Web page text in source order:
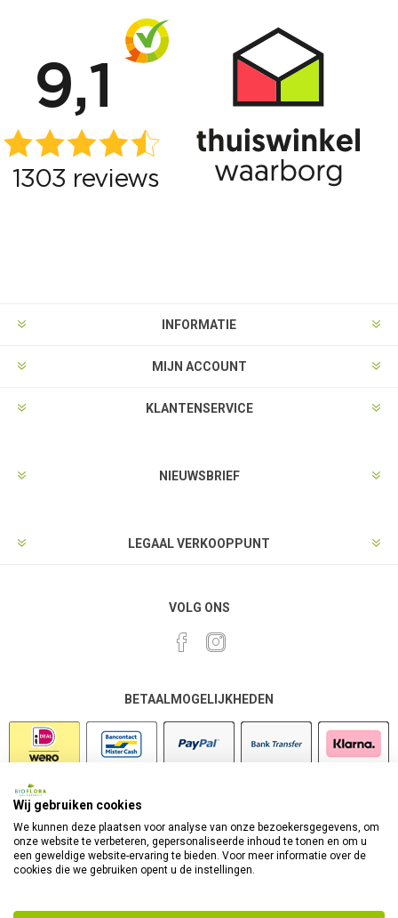
INFORMATIE
MIJN ACCOUNT
KLANTENSERVICE
NIEUWSBRIEF
LEGAAL VERKOOPPUNT
VOLG ONS
BETAALMOGELIJKHEDEN
Wij gebruiken cookies
We kunnen deze plaatsen voor analyse van onze bezoekersgegevens, om
onze website te verbeteren, gepersonaliseerde inhoud te tonen en om u
een geweldige website-ervaring te bieden. Voor meer informatie over de
cookies die we gebruiken opent u de instellingen.